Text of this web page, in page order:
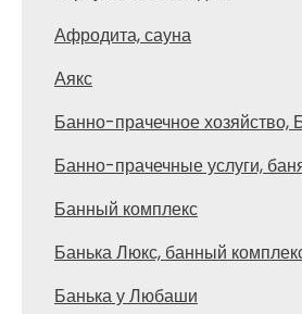
Афродита, сауна
Аякс
Банно-прачечное хозяйство,
Банно-прачечные услуги,
Банный комплекс
Банька Люкс, банный
Банька у Любаши